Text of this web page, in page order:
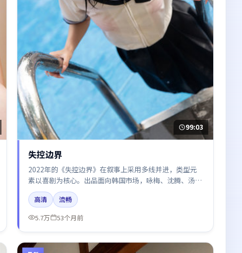
99:03
失控边界
2022年的《失控边界》在叙事上采用多线并进，类型元
素以喜剧为核心。出品面向韩国市场，咏梅、沈腾、汤
唯、杨幂、张子枫所饰角色推动关键反转，结尾留白引发
讨论。
高清
流畅
5.7万
53个月前